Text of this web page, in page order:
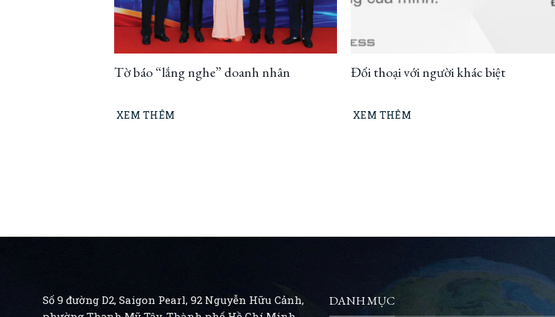
Tờ báo “lắng nghe” doanh nhân
XEM THÊM
Đối thoại với người khác biệt
XEM THÊM
Số 9 đường D2, Saigon Pearl, 92 Nguyễn Hữu Cảnh,
DANH MỤC